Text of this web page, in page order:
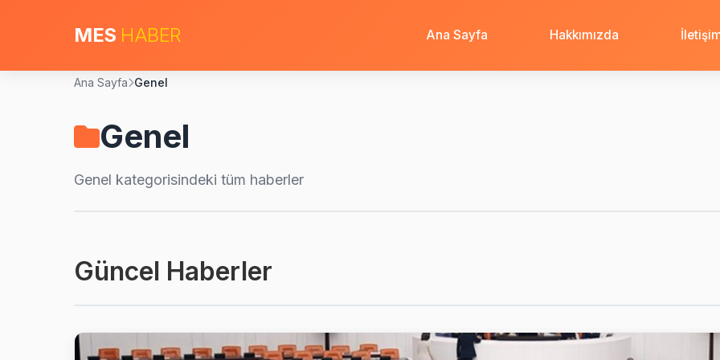
MES HABER Ana Sayfa Hakkımızda
Ana Sayfa Genel
Genel
Genel kategorisindeki tüm haberler
Güncel Haberler